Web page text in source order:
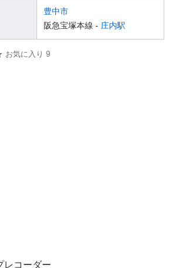
豊中市
阪急宝塚本線 - 庄内駅
お気に入り 9
レコーダー